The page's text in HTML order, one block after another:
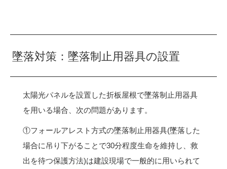
墜落対策：墜落制止用器具の設置
太陽光パネルを設置した折板屋根で墜落制止用器具
を用いる場合、次の問題があります。
①フォールアレスト方式の墜落制止用器具(墜落した
場合に吊り下がることで30分程度生命を維持し、救
出を待つ保護方法)は建設現場で一般的に用いられて